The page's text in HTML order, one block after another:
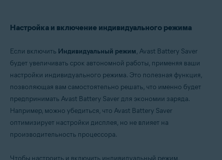
Настройка и включение индивидуального режима
Если включить Индивидуальный режим, Avast Battery Saver
будет увеличивать срок автономной работы, применяя ваши
настройки индивидуального режима. Это полезная функция,
позволяющая вам самостоятельно решать, что именно будет
предпринимать Avast Battery Saver для экономии заряда.
Например, можно убедиться, что Avast Battery Saver
оптимизирует настройки дисплея, но не влияет на
производительность процессора.
Чтобы настроить и включить индивидуальный режим,